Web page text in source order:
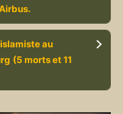
au
(5 morts et 11